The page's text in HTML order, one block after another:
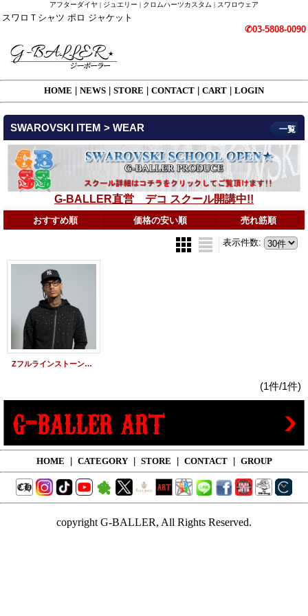
アフターダイヤ | ジュエリー | クロムハーツカスタム | スワロウェア
スワロＴシャツ ポロ ジャケット
✆03-5808-0090
HOME NEWS STORE CONTACT CART LOGIN
SWAROVSKI ITEM > WEAR
G-BALLER直営 デコ スクール開講中!!
一覧
おすすめ順 価格の安い順 売れ筋順
表示件数:
Zフルラインストーン パーカー ／ Z’RhineStone Zip food 26
(1件/1件)
HOME | CATEGORY | STORE | CONTACT | GROUP
copyright G-BALLER, All Rights Reserved.